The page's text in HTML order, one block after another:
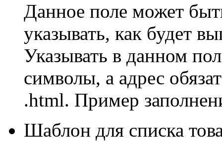
Данное поле может
указывать, как будет
Указывать в данном
символы, а адрес
.html. Пример
Шаблон для списка